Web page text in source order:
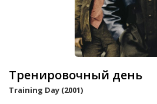
Тренировочный день
Training Day (2001)